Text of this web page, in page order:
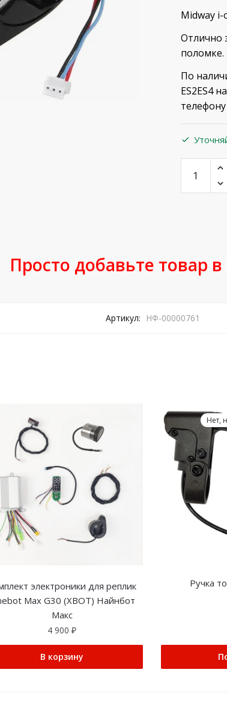
Midway
Отлично
поломке.
По
ES2ES4
Просто добавьте товар
Артикул: НФ-00000761
электроники для реплик
Max G30 (XBOT) Найнбот
Макс
4 900₽
В корзину
Нет,
Ручка